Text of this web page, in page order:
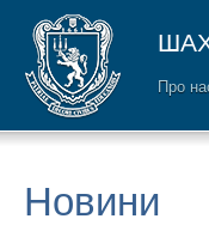
Про
Новини